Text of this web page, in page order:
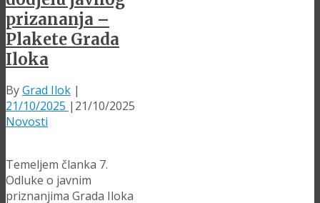
prizananja –
Plakete Grada
Iloka
ByGrad Ilok |
21/10/2025 | 21/10/2025
Novosti
Temeljem članka 7.
Odluke o javnim
priznanjima Grada Iloka